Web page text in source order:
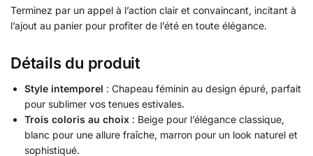
Terminez par un appel à l’action clair et convaincant, incitant à
l’ajout au panier pour profiter de l’été en toute élégance.
Détails du produit
Style intemporel : Chapeau féminin au design épuré, parfait
pour sublimer vos tenues estivales.
Trois coloris au choix : Beige pour l’élégance classique,
blanc pour une allure fraîche, marron pour un look naturel et
sophistiqué.